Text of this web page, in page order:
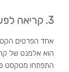
3. קריאה לפעולה
אחד הפרטים
הוא אלמנט של
התפתחו מטקסט